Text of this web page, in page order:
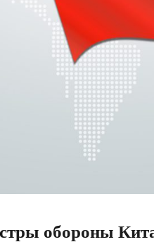
обороны